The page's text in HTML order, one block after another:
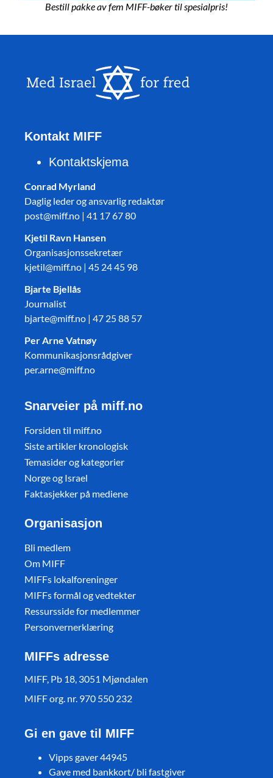
Bestill pakke av fem MIFF-bøker til spesialpris!
Kontakt MIFF
Kontaktskjema
Conrad Myrland
Daglig leder og ansvarlig redaktør
post@miff.no | 41 17 67 80
Kjetil Ravn Hansen
Organisasjonssekretær
kjetil@miff.no | 45 24 45 98
Bjarte Bjellås
Journalist
bjarte@miff.no | 47 25 88 57
Per Arne Vatnøy
Kommunikasjonsrådgiver
per.arne@miff.no
Snarveier på miff.no
Forsiden til miff.no
Siste artikler kronologisk
Temasider og kategorier
Norge og Israel
Faktasjekker på mediene
Organisasjon
Bli medlem
Om MIFF
MIFFs lokalforeninger
MIFFs formål og vedtekter
Ressursside for medlemmer
Personvernerklæring
MIFFs adresse
MIFF, Pb 18, 3051 Mjøndalen
MIFF org. nr. 970 550 232
Gi en gave til MIFF
Vipps gaver 44945
Gave med bankkort/ bli fastgiver